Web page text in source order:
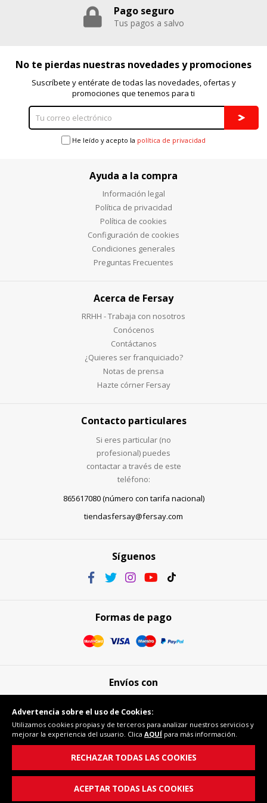
Pago seguro
Tus pagos a salvo
No te pierdas nuestras novedades y promociones
Suscríbete y entérate de todas las novedades, ofertas y
promociones que tenemos para ti
He leído y acepto la política de privacidad
Ayuda a la compra
Información legal
Política de privacidad
Política de cookies
Configuración de cookies
Condiciones generales
Preguntas Frecuentes
Acerca de Fersay
RRHH - Trabaja con nosotros
Conócenos
Contáctanos
¿Quieres ser franquiciado?
Notas de prensa
Hazte córner Fersay
Contacto particulares
Si eres particular (no
profesional) puedes
contactar a través de este
teléfono:
865617080 (número con tarifa nacional)
tiendasfersay@fersay.com
Síguenos
Formas de pago
Envíos con
Compra segura
Advertencia sobre el uso de Cookies:
Utilizamos cookies propias y de terceros para analizar nuestros servicios y
mejorar la experiencia del usuario. Clica AQUÍ para más información.
RECHAZAR TODAS LAS COOKIES
ACEPTAR TODAS LAS COOKIES